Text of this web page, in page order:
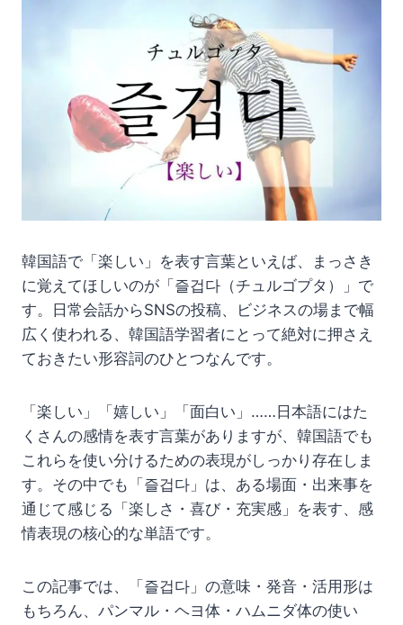
韓国語で「楽しい」を表す言葉といえば、まっさき
に覚えてほしいのが「즐겁다（チュルゴプタ）」で
す。日常会話からSNSの投稿、ビジネスの場まで幅
広く使われる、韓国語学習者にとって絶対に押さえ
ておきたい形容詞のひとつなんです。
「楽しい」「嬉しい」「面白い」……日本語にはた
くさんの感情を表す言葉がありますが、韓国語でも
これらを使い分けるための表現がしっかり存在しま
す。その中でも「즐겁다」は、ある場面・出来事を
通じて感じる「楽しさ・喜び・充実感」を表す、感
情表現の核心的な単語です。
この記事では、「즐겁다」の意味・発音・活用形は
もちろん、パンマル・ヘヨ体・ハムニダ体の使い